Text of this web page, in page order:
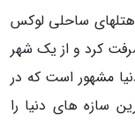
هتلهای ساحلی لوکس
کرد و از یک شهر
مشهور است که در
سازه های دنیا را